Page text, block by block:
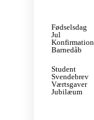
Fødselsdag
Jul
Konfirmation
Barnedåb
Student
Svendebrev
Værtsgaver
Jubilæum